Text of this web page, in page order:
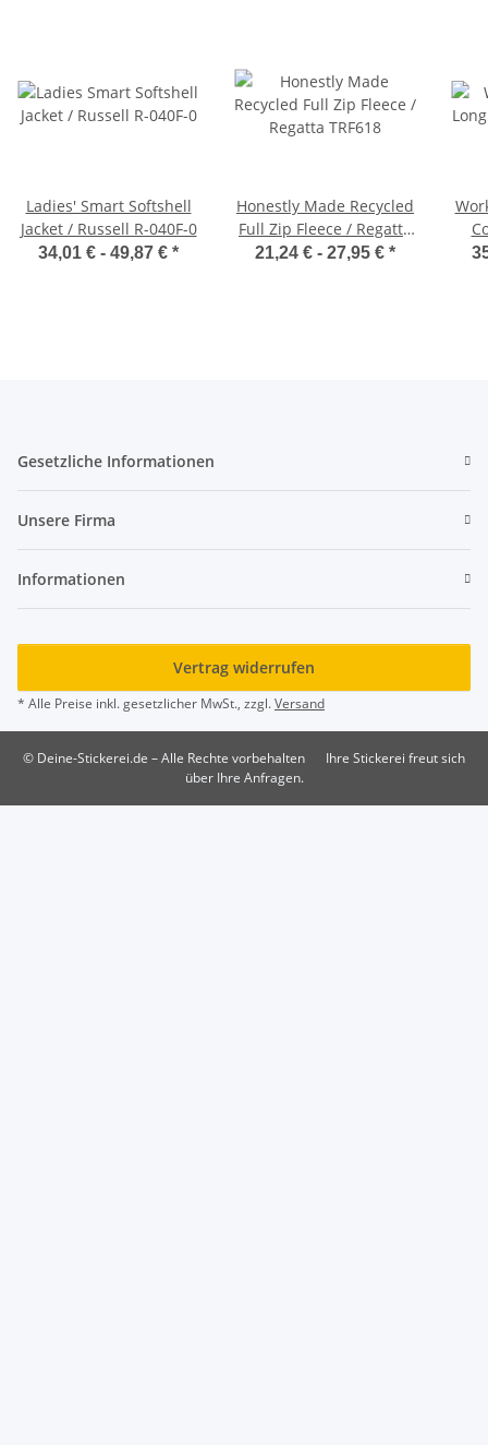
Ladies' Smart Softshell
Jacket / Russell R-040F-0
34,01 € - 49,87 € *
Honestly Made Recycled
Full Zip Fleece / Regatta
TRF618
21,24 € - 27,95 € *
Gesetzliche Informationen
Unsere Firma
Informationen
Vertrag widerrufen
* Alle Preise inkl. gesetzlicher MwSt., zzgl.Versand
© Deine-Stickerei.de – Alle Rechte vorbehalten
Ihre Stickerei freut sich
über Ihre Anfragen.